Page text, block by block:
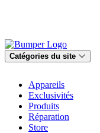
Catégories du site
Appareils
Exclusivités
Produits
Réparation
Store